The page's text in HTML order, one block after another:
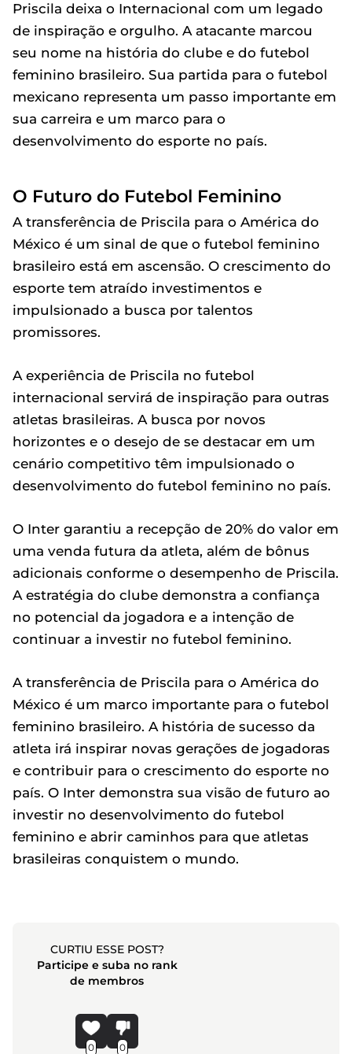
Priscila deixa o Internacional com um legado
de inspiração e orgulho. A atacante marcou
seu nome na história do clube e do futebol
feminino brasileiro. Sua partida para o futebol
mexicano representa um passo importante em
sua carreira e um marco para o
desenvolvimento do esporte no país.
O Futuro do Futebol Feminino
A transferência de Priscila para o América do
México é um sinal de que o futebol feminino
brasileiro está em ascensão. O crescimento do
esporte tem atraído investimentos e
impulsionado a busca por talentos
promissores.
A experiência de Priscila no futebol
internacional servirá de inspiração para outras
atletas brasileiras. A busca por novos
horizontes e o desejo de se destacar em um
cenário competitivo têm impulsionado o
desenvolvimento do futebol feminino no país.
O Inter garantiu a recepção de 20% do valor em
uma venda futura da atleta, além de bônus
adicionais conforme o desempenho de Priscila.
A estratégia do clube demonstra a confiança
no potencial da jogadora e a intenção de
continuar a investir no futebol feminino.
A transferência de Priscila para o América do
México é um marco importante para o futebol
feminino brasileiro. A história de sucesso da
atleta irá inspirar novas gerações de jogadoras
e contribuir para o crescimento do esporte no
país. O Inter demonstra sua visão de futuro ao
investir no desenvolvimento do futebol
feminino e abrir caminhos para que atletas
brasileiras conquistem o mundo.
CURTIU ESSE POST?
Participe e suba no rank
de membros
0 0